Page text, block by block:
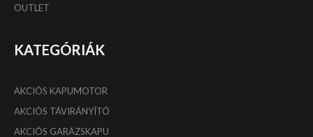
OUTLET
KATEGÓRIÁK
AKCIÓS KAPUMOTOR
AKCIÓS TÁVIRÁNYÍTÓ
AKCIÓS GARÁZSKAPU